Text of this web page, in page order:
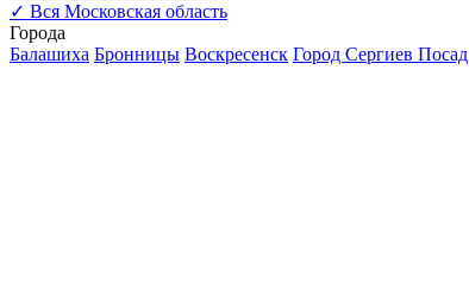
✓ Вся Московская область
Города
Балашиха Бронницы Воскресенск Город Сергиев Посад